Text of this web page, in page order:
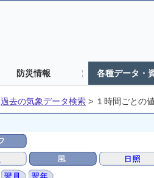
防災情報 各種データ・
過去の気象データ検索 > １時間ごとの